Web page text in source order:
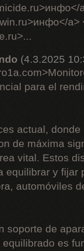
a>
(4.3.2025
para el
actual,
de máxima
vital. Estos
equilibrar y fijar
automóviles
soporte de
es